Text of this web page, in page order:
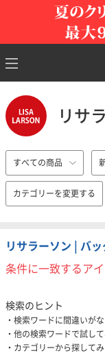
リサ
すべての商品
カテゴリーを変更する
リサラーソン | バ
条件に一致するア
検索のヒント
検索ワードに間違いが
他の検索ワードで試し
カテゴリーから探してみ